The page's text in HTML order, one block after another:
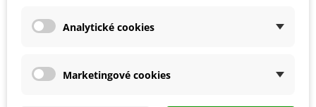
Analytické cookies
Marketingové cookies